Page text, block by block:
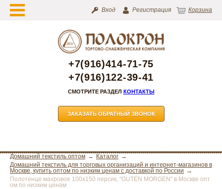
Вход Регистрация Корзина
+7(916)414-71-75
+7(916)122-39-41
СМОТРИТЕ РАЗДЕЛ КОНТАКТЫ
ЗАКАЗАТЬ ОБРАТНЫЙ ЗВОНОК
Домашний текстиль оптом
Каталог
Домашний текстиль для торговых организаций и интернет-магазинов в
Москве, купить оптом по низким ценам с доставкой по России
Полотенце махровое 100х150 персик, "GUTEN MORGEN" в Москве опт
ом по низким ценам